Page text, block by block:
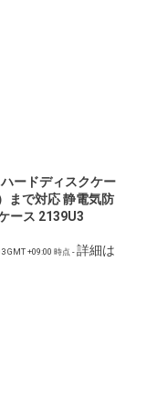
ードディスクケー
まで対応 静電気防
ース 2139U3
GMT +09:00 時点 -詳細は